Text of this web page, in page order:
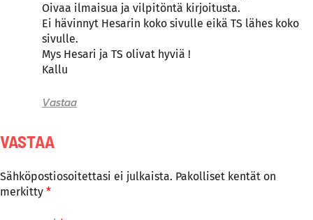
Oivaa ilmaisua ja vilpitöntä kirjoitusta.
Ei hävinnyt Hesarin koko sivulle eikä TS lähes koko
sivulle.
Mys Hesari ja TS olivat hyviä !
Kallu
Vastaa
VASTAA
Sähköpostiosoitettasi ei julkaista. Pakolliset kentät on
merkitty *